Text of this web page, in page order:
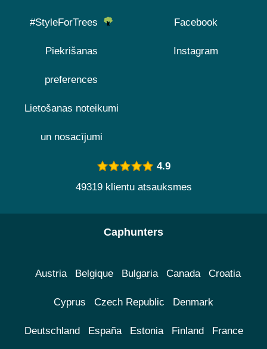
#StyleForTrees
Piekrišanas
preferences
Lietošanas noteikumi
un nosacījumi
Facebook
Instagram
4.9
49319 klientu atsauksmes
Caphunters
Austria Belgique Bulgaria Canada Croatia
Cyprus Czech Republic Denmark
Deutschland España Estonia Finland France